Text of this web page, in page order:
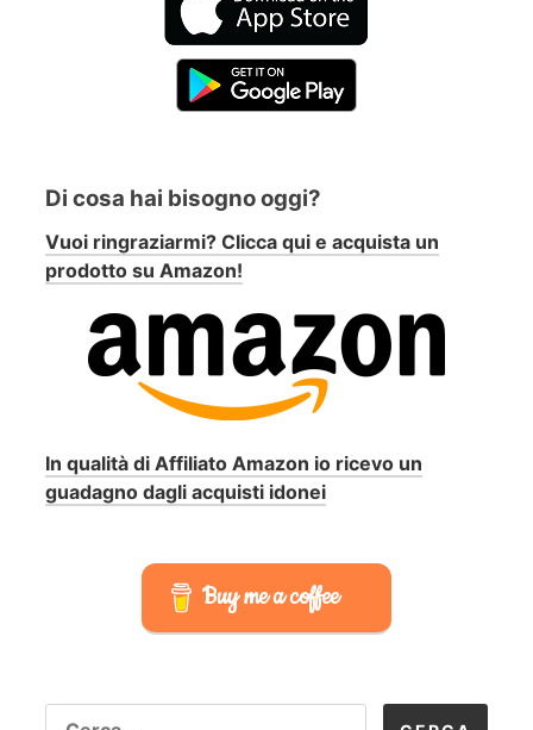
Di cosa hai bisogno oggi?
Vuoi ringraziarmi? Clicca qui e acquista un
prodotto su Amazon!
In qualità di Affiliato Amazon io ricevo un
guadagno dagli acquisti idonei
Buy me a coffee